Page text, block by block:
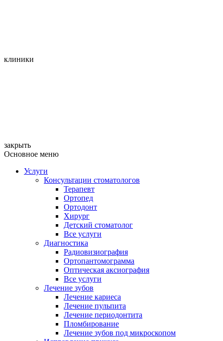
клиники
закрыть
Основное меню
Услуги
Консультации стоматологов
Терапевт
Ортопед
Ортодонт
Хирург
Детский стоматолог
Все услуги
Диагностика
Радиовизиография
Ортопантомограмма
Оптическая аксиография
Все услуги
Лечение зубов
Лечение кариеса
Лечение пульпита
Лечение периодонтита
Пломбирование
Лечение зубов под микроскопом